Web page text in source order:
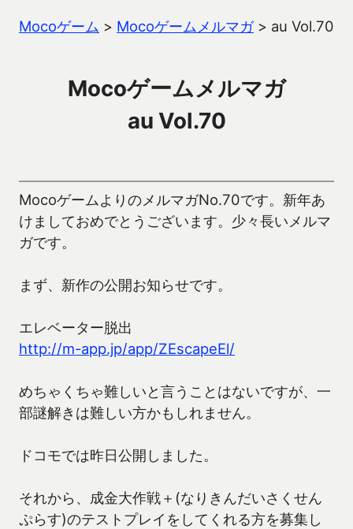
Mocoゲーム > Mocoゲームメルマガ> au Vol.70
Mocoゲームメルマガ
au Vol.70
MocoゲームよりのメルマガNo.70です。新年あ
けましておめでとうございます。少々長いメルマ
ガです。
まず、新作の公開お知らせです。
エレベーター脱出
http://m-app.jp/app/ZEscapeEl/
めちゃくちゃ難しいと言うことはないですが、一
部謎解きは難しい方かもしれません。
ドコモでは昨日公開しました。
それから、成金大作戦＋(なりきんだいさくせん
ぷらす)のテストプレイをしてくれる方を募集し